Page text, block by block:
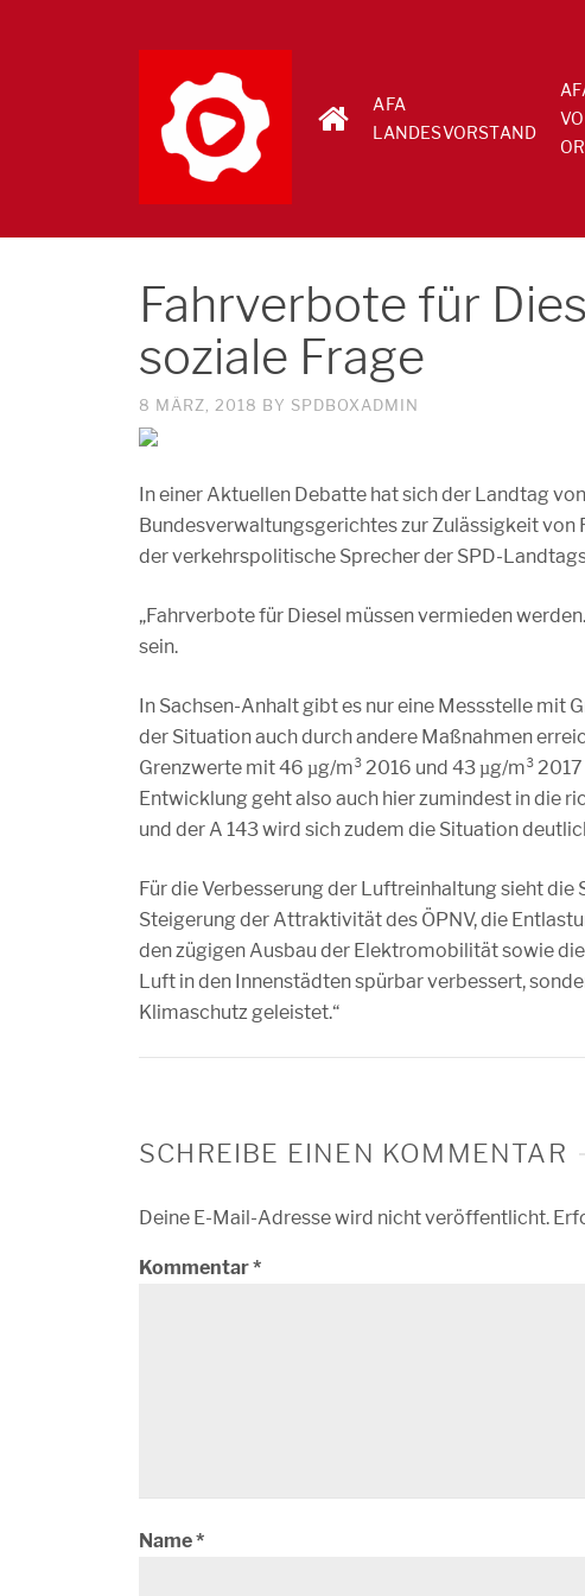
AFA
LANDESVORSTAND
Fahrverbote für
soziale Frage
8 MÄRZ, 2018 BY SPDBOXADMIN
In einer Aktuellen Debatte hat sich der Landtag
Bundesverwaltungsgerichtes zur Zulässigkeit
der verkehrspolitische Sprecher der SPD-
„Fahrverbote für Diesel müssen vermieden
sein.
In Sachsen-Anhalt gibt es nur eine Messstelle mit
der Situation auch durch andere Maßnahmen
Grenzwerte mit 46 µg/m³ 2016 und 43 µg/m³
Entwicklung geht also auch hier zumindest in die
und der A 143 wird sich zudem die Situation
Für die Verbesserung der Luftreinhaltung sieht
Steigerung der Attraktivität des ÖPNV, die
den zügigen Ausbau der Elektromobilität sowie
Luft in den Innenstädten spürbar verbessert,
Klimaschutz geleistet.“
SCHREIBE EINEN KOMMENTAR
Deine E-Mail-Adresse wird nicht veröffentlicht.
Kommentar*
Name*